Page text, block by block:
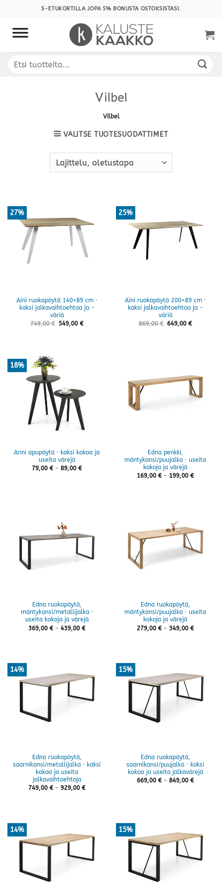
content
S-ETUKORTILLA JOPA 5% BONUSTA OSTOKSISTASI.
Etsi:
Vilbel
Vilbel
VALITSE TUOTESUODATTIMET
27%
Aini ruokapöytä 140×89 cm ·
kaksi jalkavaihtoehtoa ja -
väriä
749,00€ 549,00€
25%
Aini ruokapöytä 200×89 cm ·
kaksi jalkavaihtoehtoa ja -
väriä
869,00€ 649,00€
18%
Anni apupöytä · kaksi kokoa ja
useita värejä
79,00 € – 89,00 €Hintaluokka:
Edna penkki,
mäntykansi/puujalka · useita
kokoja ja värejä
169,00 € – 199,00 €
Edna ruokapöytä,
mäntykansi/metallijalka ·
useita kokoja ja värejä
369,00 € – 439,00 €Hintaluokka:
Edna ruokapöytä,
mäntykansi/puujalka · useita
kokoja ja värejä
279,00 € – 349,00 €
14%
Edna ruokapöytä,
saarnikansi/metallijalka · kaksi
kokoa ja useita
jalkavaihtoehtoja
749,00 € – 929,00 €Hintaluokka:
15%
Edna ruokapöytä,
saarnikansi/puujalka · kaksi
kokoa ja useita jalkavärejä
669,00 € – 849,00 €
14% 15%